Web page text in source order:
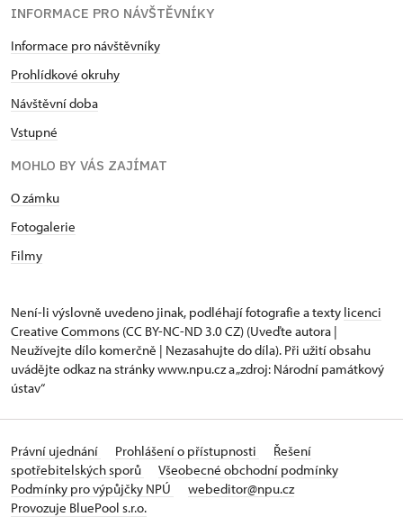
INFORMACE PRO NÁVŠTĚVNÍKY
Informace pro návštěvníky
Prohlídkové okruhy
Návštěvní doba
Vstupné
MOHLO BY VÁS ZAJÍMAT
O zámku
Fotogalerie
Filmy
Není-li výslovně uvedeno jinak, podléhají fotografie a texty licenci
Creative Commons (CC BY-NC-ND 3.0 CZ) (Uveďte autora |
Neužívejte dílo komerčně | Nezasahujte do díla). Při užití obsahu
uvádějte odkaz na stránky www.npu.cz a „zdroj: Národní památkový
ústav“
Právní ujednání Prohlášení o přístupnosti
Řešení
spotřebitelských sporů
Všeobecné obchodní podmínky
Podmínky pro výpůjčky NPÚ
webeditor@npu.cz
Provozuje BluePool s.r.o.